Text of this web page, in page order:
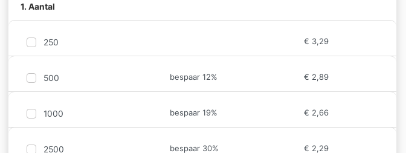
1. Aantal
250 € 3,29
500 bespaar 12% € 2,89
1000 bespaar 19% € 2,66
2500 bespaar 30% € 2,29